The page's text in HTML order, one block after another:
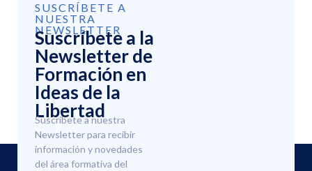
SUSCRÍBETE A
NUESTRA
NEWSLETTER
Suscríbete a la
Newsletter de
Formación en
Ideas de la
Libertad
Suscríbete a nuestra
Newsletter para recibir
información y novedades
del área formativa del